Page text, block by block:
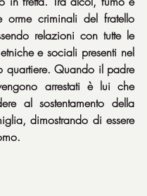
orme criminali del fratello
relazioni con tutte le
e sociali presenti nel
quartiere. Quando il padre
arrestati è lui che
al sostentamento della
dimostrando di essere